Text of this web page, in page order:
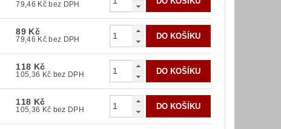
79,46 Kč bez DPH
89 Kč
79,46 Kč bez DPH
118 Kč
105,36 Kč bez DPH
118 Kč
105,36 Kč bez DPH